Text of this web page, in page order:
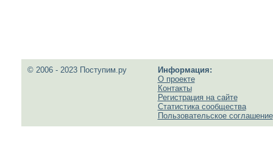
© 2006 - 2023 Поступим.ру
Информация:
О проекте
Контакты
Регистрация на сайте
Статистика сообщества
Пользовательское соглашение